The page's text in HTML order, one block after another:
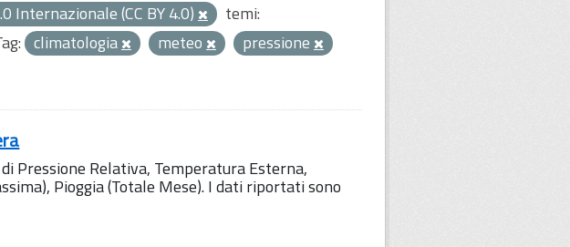
Internazionale (CC BY 4.0)
temi:
climatologia meteo
pressione
Pressione Relativa, Temperatura Esterna,
Pioggia (Totale Mese). I dati riportati sono